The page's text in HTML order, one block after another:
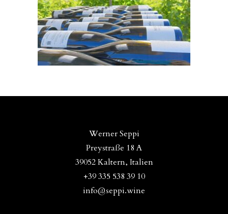
Werner Seppi
Preystraße 18 A
39052 Kaltern, Italien
+39 335 538 39 10
info@seppi.wine